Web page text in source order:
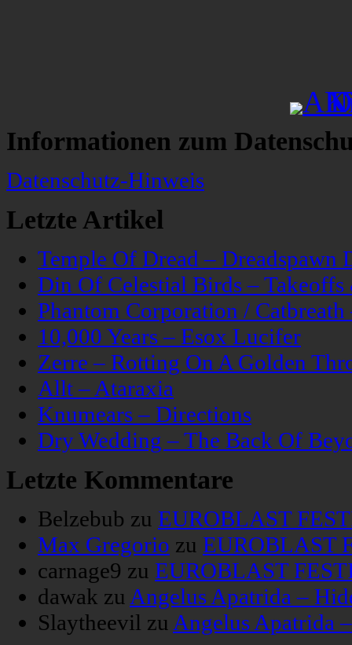
Informationen zum
Datenschutz-Hinweis
Letzte Artikel
Temple Of Dread – Dreadspawn
Din Of Celestial Birds –
Phantom Corporation /
10,000 Years – Esox Lucifer
Zerre – Rotting On A Golden
Allt – Ataraxia
Knumears – Directions
Dry Wedding – The Back Of
Letzte Kommentare
Belzebub zu EUROBLAST
Max Gregorio zu EUROBLAST
carnage9 zu EUROBLAST
dawak zu Angelus Apatrida –
Slaytheevil zu Angelus Apatrida